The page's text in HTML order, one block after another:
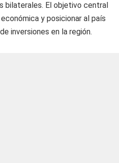
bilaterales. El objetivo central
y posicionar al país
inversiones en la región.